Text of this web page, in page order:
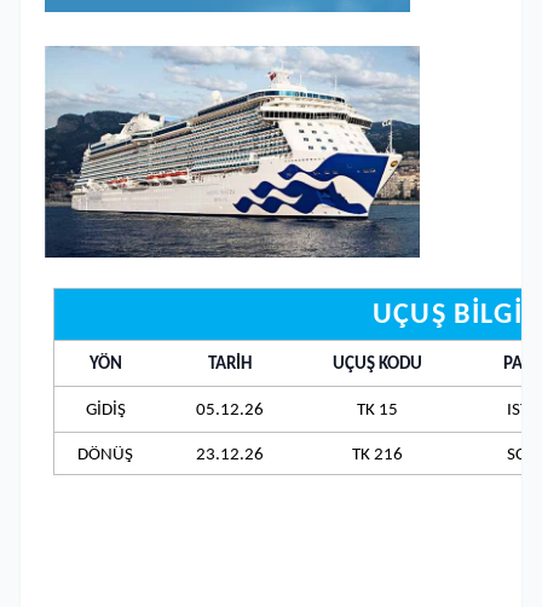
UÇUŞ
YÖN TARİH UÇUŞ KODU
GİDİŞ 05.12.26 TK 15 IST-
DÖNÜŞ 23.12.26 TK 216 SCL-